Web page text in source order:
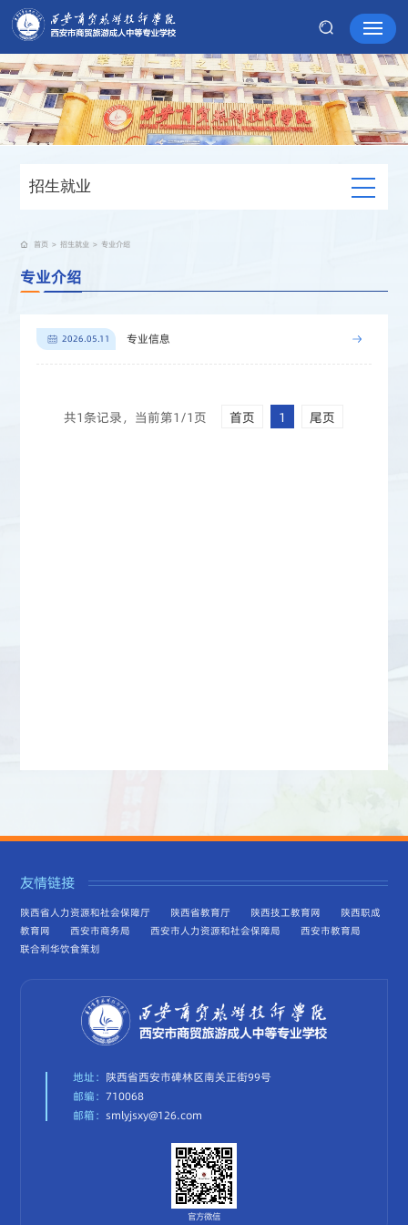
招生就业
首页 >招生就业 >专业介绍
专业介绍
2026.05.11 专业信息
共1条记录，当前第1/1页 首页 1 尾页
友情链接
陕西省人力资源和社会保障厅 陕西省教育厅 陕西技工教育网
陕西职成
教育网
西安市商务局 西安市人力资源和社会保障局
西安市教育局
联合利华饮食策划
地址： 陕西省西安市碑林区南关正街99号
邮编：710068
邮箱：smlyjsxy@126.com
官方微信